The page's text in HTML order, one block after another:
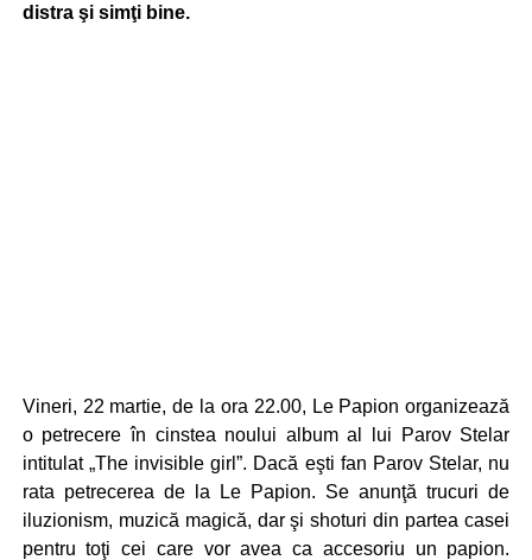
distra şi simţi bine.
Vineri, 22 martie, de la ora 22.00, Le Papion organizează
o petrecere în cinstea noului album al lui Parov Stelar
intitulat „The invisible girl”. Dacă eşti fan Parov Stelar, nu
rata petrecerea de la Le Papion. Se anunţă trucuri de
iluzionism, muzică magică, dar şi shoturi din partea casei
pentru toţi cei care vor avea ca accesoriu un papion.